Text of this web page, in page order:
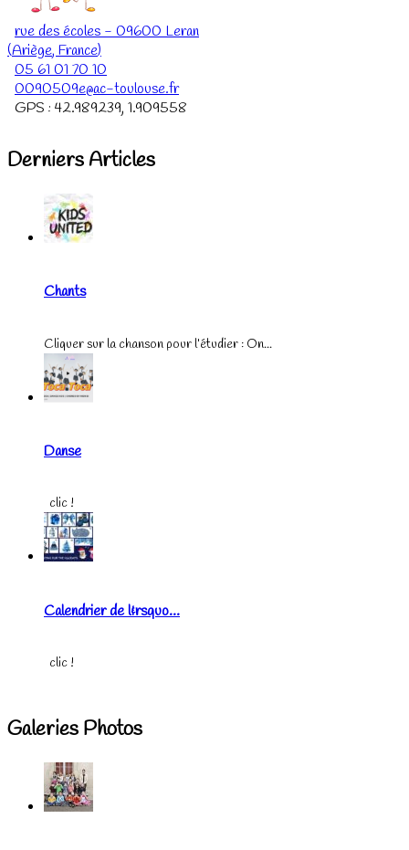
rue des écoles - 09600 Leran
(Ariège, France)
05 61 01 70 10
0090509e@ac-toulouse.fr
GPS : 42.989239, 1.909558
Derniers Articles
Chants
Cliquer sur la chanson pour l’étudier : On...
Danse
clic !
Calendrier de l&rsquo...
clic !
Galeries Photos